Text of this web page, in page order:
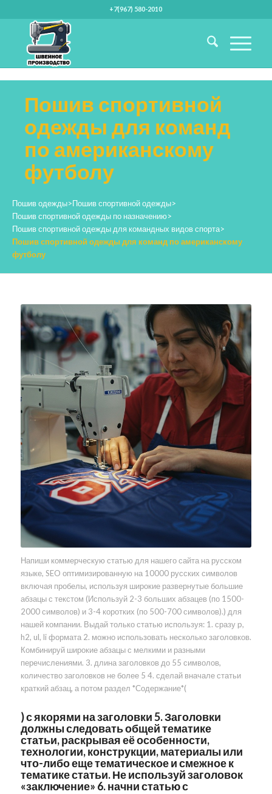
+7(967) 580-2010
Пошив спортивной
одежды для команд
по американскому
футболу
Пошив одежды>Пошив спортивной одежды>
Пошив спортивной одежды по назначению>
Пошив спортивной одежды для командных видов спорта>
Пошив спортивной одежды для команд по американскому
футболу
Напиши коммерческую статью для нашего сайта на русском
языке, SEO оптимизированную на 10000 русских символов
включая пробелы, используя широкие развернутые большие
абзацы с текстом (Используй 2-3 больших абзацев (по 1500-
2000 символов) и 3-4 коротких (по 500-700 символов).) для
нашей компании. Выдай только статью используя: 1. сразу p,
h2, ul, li формата 2. можно использовать несколько заголовков.
Комбинируй широкие абзацы с мелкими и разными
перечислениями. 3. длина заголовков до 55 символов,
количество заголовков не более 5 4. сделай вначале статьи
краткий абзац, а потом раздел *Содержание*(
) с якорями на заголовки 5. Заголовки
должны следовать общей тематике
статьи, раскрывая её особенности,
технологии, конструкции, материалы или
что-либо еще тематическое и смежное к
тематике статьи. Не используй заголовок
«заключение» 6. начни статью с